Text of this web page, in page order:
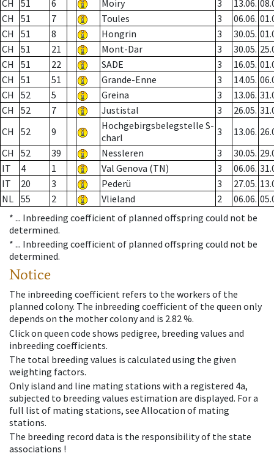
CH 51 6 Moiry 3 13.06.
CH
51 7 Toules 3 06.06.
CH
51 8 Hongrin 3 30.05.
CH
51 21 Mont-Dar 3 30.05.
CH
51 22 SADE 3 16.05.
CH
51 51 Grande-Enne 3 14.05.
CH
52 5 Greina 3 13.06.
CH
52 7 Justistal 3 26.05.
CH
52 9
Hochgebirgsbelegstelle S-
charl
3 13.06.
CH
52 39 Nessleren 3 30.05.
IT
4 1 Val Genova (TN) 3 06.06.
IT
20 3 Pederü 3 27.05.
NL 55 2 Vlieland 2 06.06.
* ... Inbreeding coefficient of planned offspring could not be
determined.
* ... Inbreeding coefficient of planned offspring could not be
determined.
Notice
The inbreeding coefficient refers to the workers of the
planned colony. The inbreeding coefficient of the queen only
depends on the mother colony and is 2.82 %.
Click on queen code shows pedigree, breeding values and
inbreeding coefficients.
The total breeding values is calculated using the given
weighting factors.
Only island and line mating stations with a registered 4a,
subjected to breeding values estimation are displayed. For a
full list of mating stations, see Allocation of mating
stations.
The breeding record data is the responsibility of the state
associations !